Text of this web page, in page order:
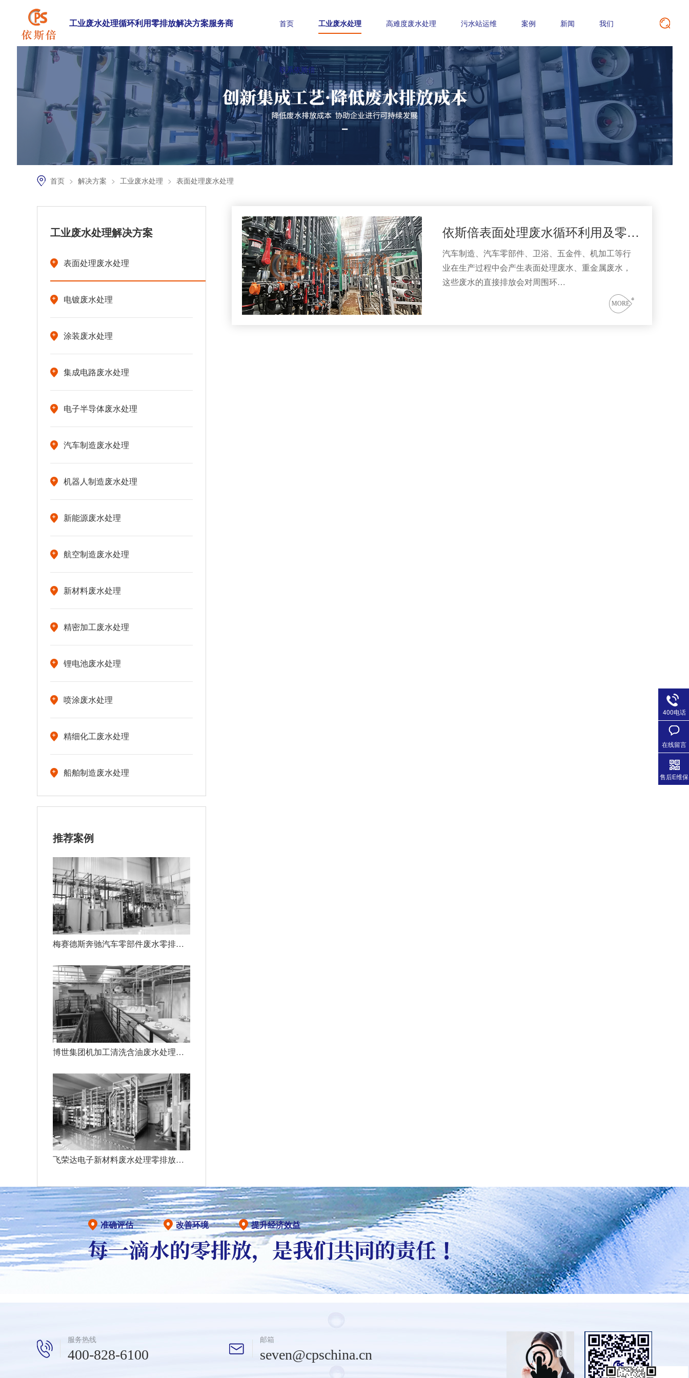
工业废水处理循环利用零排放解决方案服务商 首页 工业废水处理 高难度废水处理 污水站运维 案例 新闻 我们
联系依斯倍
首页 > 解决方案 > 工业废水处理 > 表面处理废水处理
工业废水处理解决方案
表面处理废水处理
电镀废水处理
涂装废水处理
集成电路废水处理
电子半导体废水处理
汽车制造废水处理
机器人制造废水处理
新能源废水处理
航空制造废水处理
新材料废水处理
精密加工废水处理
锂电池废水处理
喷涂废水处理
精细化工废水处理
船舶制造废水处理
推荐案例
梅赛德斯奔驰汽车零部件废水零排放系统工程
博世集团机加工清洗含油废水处理工程
飞荣达电子新材料废水处理零排放工程
依斯倍表面处理废水循环利用及零排放方案
汽车制造、汽车零部件、卫浴、五金件、机加工等行
业在生产过程中会产生表面处理废水、重金属废水，
这些废水的直接排放会对周围环…
MORE
准确评估 改善环境 提升经济效益
服务热线
400-828-6100
邮箱
seven@cpschina.cn
400电话
在线留言
售后E维保